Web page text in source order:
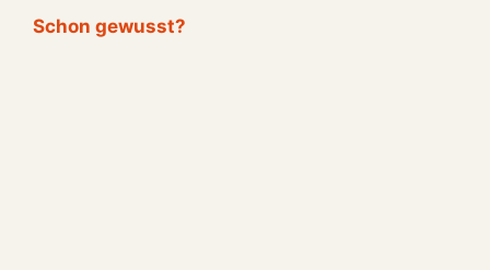
Schon gewusst?